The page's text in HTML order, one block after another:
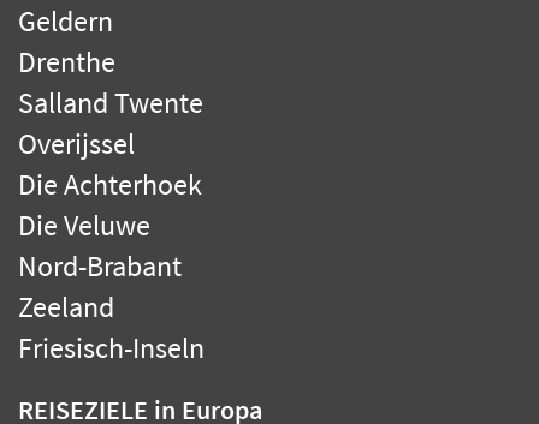
Geldern
Drenthe
Salland Twente
Overijssel
Die Achterhoek
Die Veluwe
Nord-Brabant
Zeeland
Friesisch-Inseln
REISEZIELE in Europa